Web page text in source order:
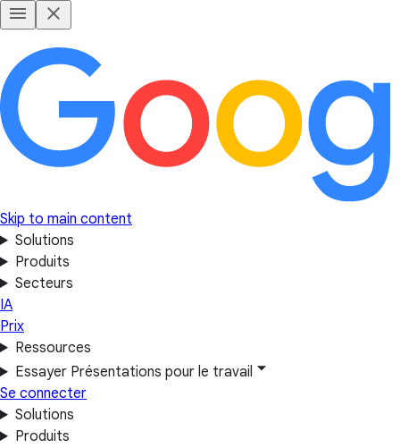
Skip to main content
Solutions
Produits
Secteurs
IA
Prix
Ressources
Essayer Présentations pour le travail
Se connecter
Solutions
Produits